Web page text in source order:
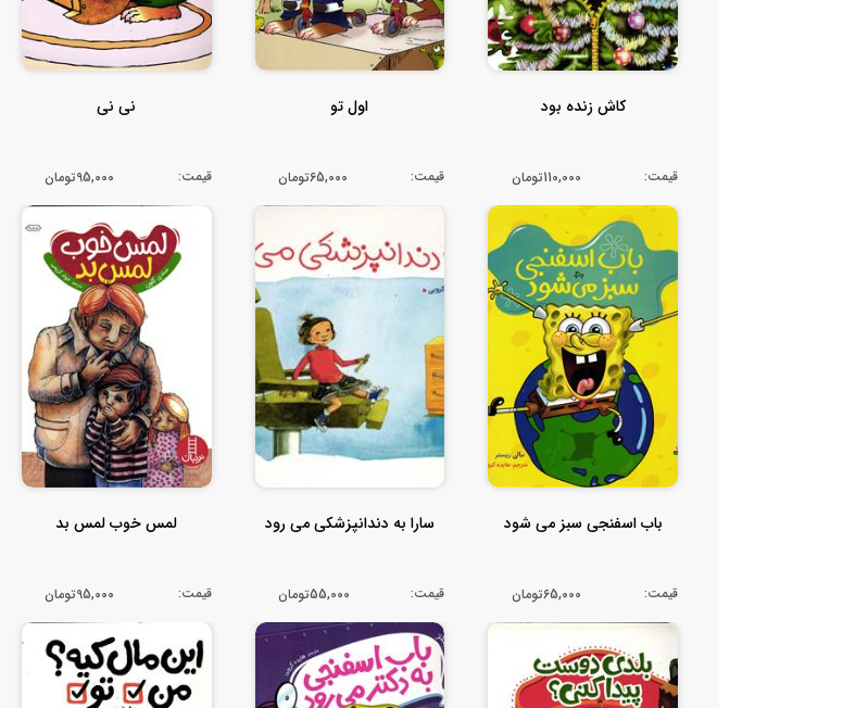
کاش زنده بود
قیمت: 110,000تومان
اول تو
قیمت: 65,000تومان
نی نی
قیمت: 95,000تومان
باب اسفنجی سبز می شود
قیمت: 65,000تومان
سارا به دندانپزشکی می رود
قیمت: 55,000تومان
لمس خوب لمس بد
قیمت: 95,000تومان